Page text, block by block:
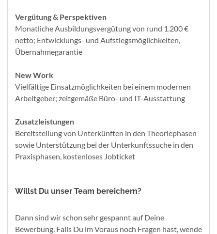
Vergütung & Perspektiven
Monatliche Ausbildungsvergütung von rund 1.200 €
netto; Entwicklungs- und Aufstiegsmöglichkeiten,
Übernahmegarantie
New Work
Vielfältige Einsatzmöglichkeiten bei einem modernen
Arbeitgeber; zeitgemäße Büro- und IT-Ausstattung
Zusatzleistungen
Bereitstellung von Unterkünften in den Theoriephasen
sowie Unterstützung bei der Unterkunftssuche in den
Praxisphasen, kostenloses Jobticket
Willst Du unser Team bereichern?
Dann sind wir schon sehr gespannt auf Deine
Bewerbung. Falls Du im Voraus noch Fragen hast, wende